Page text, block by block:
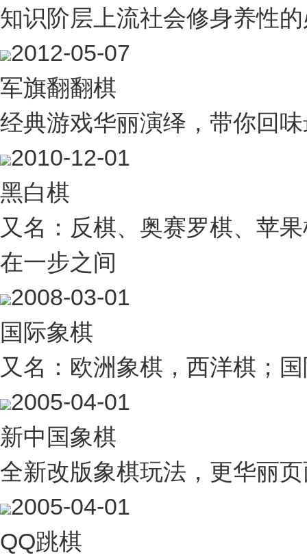
知识阶层上流社会修身养性
2012-05-07
军旗翻翻棋
经典游戏华丽演绎，带你回
2010-12-01
黑白棋
又名：反棋、奥赛罗棋、苹
在一步之间
2008-03-01
国际象棋
又名：欧洲象棋，西洋棋；
2005-04-01
新中国象棋
全新改版象棋玩法，更华丽
2005-04-01
QQ跳棋